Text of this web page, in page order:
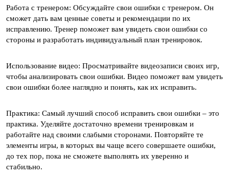
Работа с тренером: Обсуждайте свои ошибки с тренером. Он
сможет дать вам ценные советы и рекомендации по их
исправлению. Тренер поможет вам увидеть свои ошибки со
стороны и разработать индивидуальный план тренировок.
Использование видео: Просматривайте видеозаписи своих игр,
чтобы анализировать свои ошибки. Видео поможет вам увидеть
свои ошибки более наглядно и понять, как их исправить.
Практика: Самый лучший способ исправить свои ошибки – это
практика. Уделяйте достаточно времени тренировкам и
работайте над своими слабыми сторонами. Повторяйте те
элементы игры, в которых вы чаще всего совершаете ошибки,
до тех пор, пока не сможете выполнять их уверенно и
стабильно.